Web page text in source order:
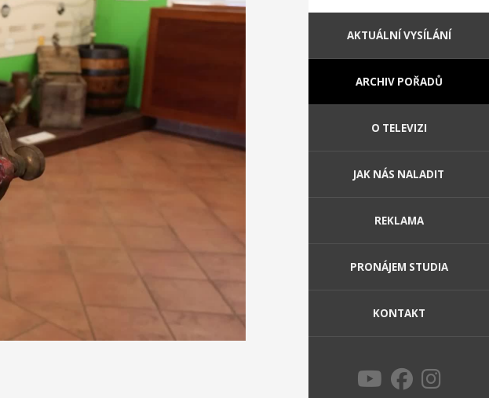
AKTUÁLNÍ VYSÍLÁNÍ
ARCHIV POŘADŮ
O TELEVIZI
JAK NÁS NALADIT
REKLAMA
PRONÁJEM STUDIA
KONTAKT